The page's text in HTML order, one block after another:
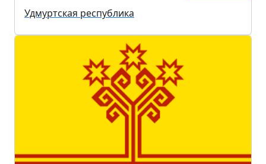
Удмуртская республика